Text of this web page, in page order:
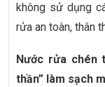
không sử dụng
rửa an toàn, thân
Nước rửa chén
thần” làm sạch